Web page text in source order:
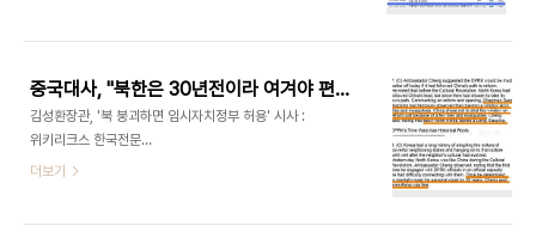
http://news.chosun.com/site/data/html_dir/2011/01/07/20110107000..
중국대사, "북한은 30년전이라 여겨야 편안- '한국사단' 고위관료도 서울근무 선호" -위키리크스 한국전문
김성환장관, '북 붕괴하면 임시자치정부 허용' 시사 :
위키리크스 한국전문
http://andocu.tistory.com/3351 중국대사,
더보기